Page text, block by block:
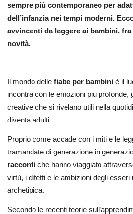
sempre più contemporaneo per
dell’infanzia nei tempi moderni.
avvincenti da leggere ai bambini,
novità.
Il mondo delle fiabe per bambini è il
incontra con le emozioni più profonde,
creative che si rivelano utili nella
diventa adulti.
Proprio come accade con i miti e le
tramandate di generazione in
racconti che hanno viaggiato
virtù, i difetti e le ambizioni degli esseri
archetipica.
Secondo le recenti teorie